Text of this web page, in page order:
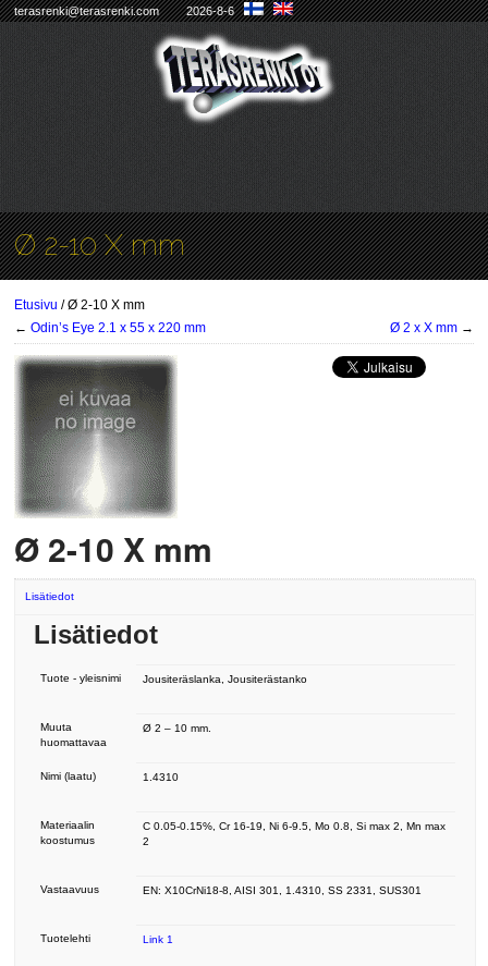
terasrenki@terasrenki.com 2026-8-6
Ø 2-10 X mm
Etusivu / Ø 2-10 X mm
←Odin’s Eye 2.1 x 55 x 220 mm Ø 2 x X mm→
Ø 2-10 X mm
Lisätiedot
Lisätiedot
Tuote - yleisnimi Jousiteräslanka, Jousiterästanko
Muuta
huomattavaa
Ø 2 – 10 mm.
Nimi (laatu) 1.4310
Materiaalin
koostumus
C 0.05-0.15%, Cr 16-19, Ni 6-9.5, Mo 0.8, Si max 2, Mn max
2
Vastaavuus EN: X10CrNi18-8, AISI 301, 1.4310, SS 2331, SUS301
Tuotelehti Link 1